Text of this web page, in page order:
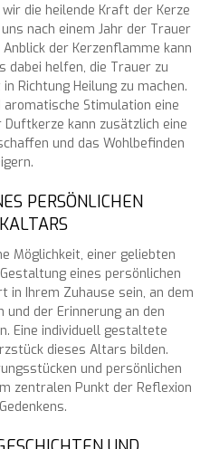
die heilende Kraft der Kerze
nach einem Jahr der Trauer
der Kerzenflamme kann
dabei helfen, die Trauer zu
Richtung Heilung zu machen.
Stimulation eine
kann zusätzlich eine
und das Wohlbefinden
PERSÖNLICHEN
Möglichkeit, einer geliebten
eines persönlichen
in Ihrem Zuhause sein, an dem
und der Erinnerung an den
Eine individuell gestaltete
dieses Altars bilden.
und persönlichen
zentralen Punkt der Reflexion